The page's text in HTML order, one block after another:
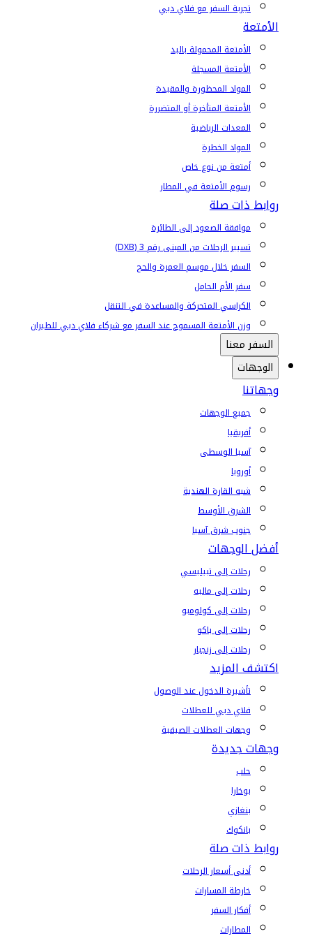
تجربة السفر مع فلاي دبي
الأمتعة
الأمتعة المحمولة باليد
الأمتعة المسجلة
المواد المحظورة والمقيدة
الأمتعة المتأخرة أو المتضررة
المعدات الرياضية
المواد الخطرة
أمتعة من نوع خاص
رسوم الأمتعة في المطار
روابط ذات صلة
موافقة الصعود إلى الطائرة
تسيير الرحلات من المبنى رقم 3 (DXB)
السفر خلال موسم العمرة والحج
سفر الأم الحامل
الكراسي المتحركة والمساعدة في التنقل
وزن الأمتعة المسموح عند السفر مع شركاء فلاي دبي للطيران
السفر معنا
الوجهات
وجهاتنا
جميع الوجهات
أفريقيا
آسيا الوسطى
أوروبا
شبه القارة الهندية
الشرق الأوسط
جنوب شرق آسيا
أفضل الوجهات
رحلات إلى تبيليسي
رحلات إلى ماليه
رحلات إلى كولومبو
رحلات إلى باكو
رحلات إلى زنجبار
اكتشف المزيد
تأشيرة الدخول عند الوصول
فلاي دبي للعطلات
وجهات العطلات الصيفية
وجهات جديدة
حلب
بوخارا
بنغازي
بانكوك
روابط ذات صلة
أدنى أسعار الرحلات
خارطة المسارات
أفكار السفر
المطارات